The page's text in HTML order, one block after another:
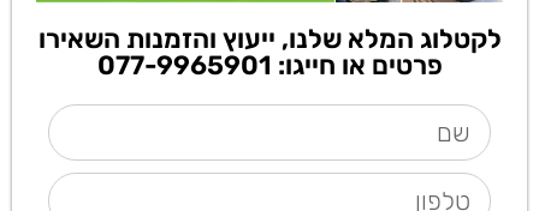
לקטלוג המלא שלנו, ייעוץ והזמנות השאירו
פרטים או חייגו: 077-9965901